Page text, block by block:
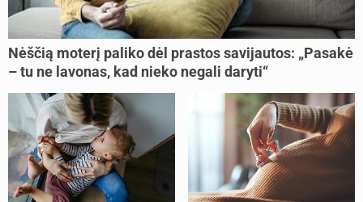
Nėščią moterį paliko dėl prastos savijautos: „Pasakė
– tu ne lavonas, kad nieko negali daryti“